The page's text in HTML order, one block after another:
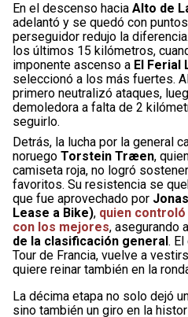
En el descenso hacia Alto de
adelantó y se quedó con
perseguidor redujo la
los últimos 15 kilómetros,
imponente ascenso a El Ferial
seleccionó a los más fuertes.
primero neutralizó ataques,
demoledora a falta de 2
seguirlo.
Detrás, la lucha por la general
noruego Torstein Træen,
camiseta roja, no logró
favoritos. Su resistencia se
que fue aprovechado por
Lease a Bike), quien
con los mejores, asegurando
de la clasificación general .
Tour de Francia, vuelve a
quiere reinar también en la
La décima etapa no solo dejó
sino también un giro en la